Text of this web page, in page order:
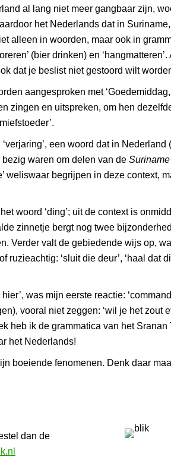
al lang niet meer gangbaar zijn,
het Nederlands dat in
alleen in woorden, maar ook in
(bier drinken) en
dat je beslist niet gestoord wilt
aangesproken met
zingen en uitspreken, om hen
een woord dat in
waren om delen van de
weliswaar begrijpen in deze context,
woord ‘ding’; uit de context is
zinnetje bergt nog twee
Verder valt de gebiedende wijs op,
‘sluit die deur’, ‘haal dat
was mijn eerste reactie:
vooral niet zeggen: ‘wil je het zout
heb ik de grammatica van het
het Nederlands!
boeiende fenomenen. Denk daar
dan de